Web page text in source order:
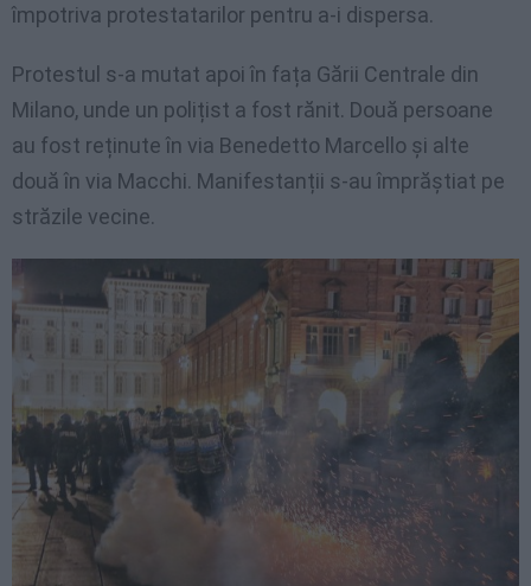
împotriva protestatarilor pentru a-i dispersa.
Protestul s-a mutat apoi în fața Gării Centrale din
Milano, unde un polițist a fost rănit. Două persoane
au fost reținute în via Benedetto Marcello și alte
două în via Macchi. Manifestanții s-au împrăștiat pe
străzile vecine.